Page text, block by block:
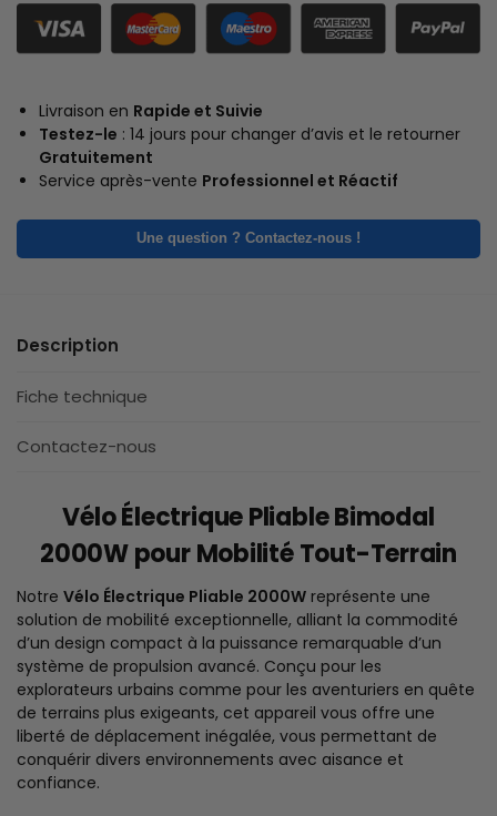
Livraison en Rapide et Suivie
Testez-le : 14 jours pour changer d’avis et le retourner
Gratuitement
Service après-vente Professionnel et Réactif
Une question ? Contactez-nous !
Description
Fiche technique
Contactez-nous
Vélo Électrique Pliable Bimodal
2000W pour Mobilité Tout-Terrain
Notre Vélo Électrique Pliable 2000W représente une
solution de mobilité exceptionnelle, alliant la commodité
d’un design compact à la puissance remarquable d’un
système de propulsion avancé. Conçu pour les
explorateurs urbains comme pour les aventuriers en quête
de terrains plus exigeants, cet appareil vous offre une
liberté de déplacement inégalée, vous permettant de
conquérir divers environnements avec aisance et
confiance.